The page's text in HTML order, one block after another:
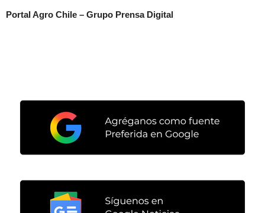
Portal Agro Chile – Grupo Prensa Digital